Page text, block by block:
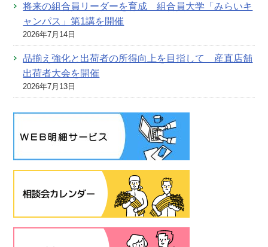
将来の組合員リーダーを育成 組合員大学「みらいキ
ャンパス」第1講を開催
2026年7月14日
品揃え強化と出荷者の所得向上を目指して 産直店舗
出荷者大会を開催
2026年7月13日